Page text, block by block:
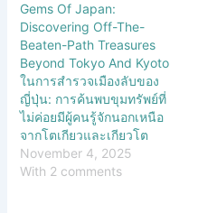
Gems Of Japan:
Discovering Off-The-
Beaten-Path Treasures
Beyond Tokyo And Kyoto
ในการสำรวจเมืองลับของ
ญี่ปุ่น: การค้นพบขุมทรัพย์ที่
ไม่ค่อยมีผู้คนรู้จักนอกเหนือ
จากโตเกียวและเกียวโต
November 4, 2025
With 2 comments